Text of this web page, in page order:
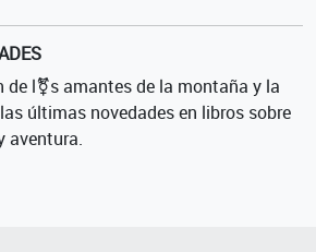
de l⚧s amantes de la montaña y la
últimas novedades en libros sobre
aventura.